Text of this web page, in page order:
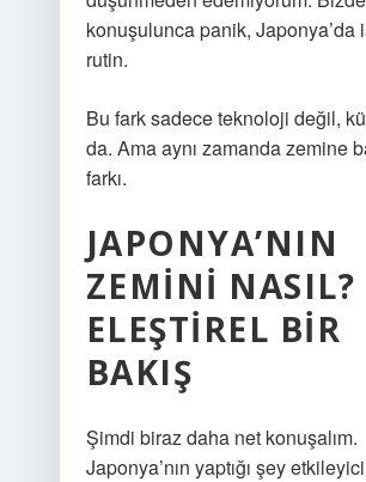
konuşulunca panik, Japonya’da
rutin.
Bu fark sadece teknoloji değil,
da. Ama aynı zamanda zemine
farkı.
JAPONYA’NIN
ZEMINI NASIL?
ELEŞTIREL BIR
BAKIŞ
Şimdi biraz daha net konuşalım.
Japonya’nın yaptığı şey